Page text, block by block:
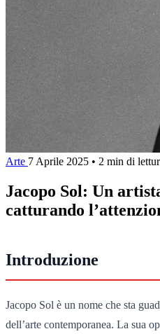
Arte 7 Aprile 2025 • 2 min di
Jacopo Sol: Un
catturando
Introduzione
Jacopo Sol è un nome che sta
dell’arte contemporanea. La sua